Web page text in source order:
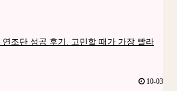
연조단 성공 후기. 고민할 때가 가장 빨라
10-03